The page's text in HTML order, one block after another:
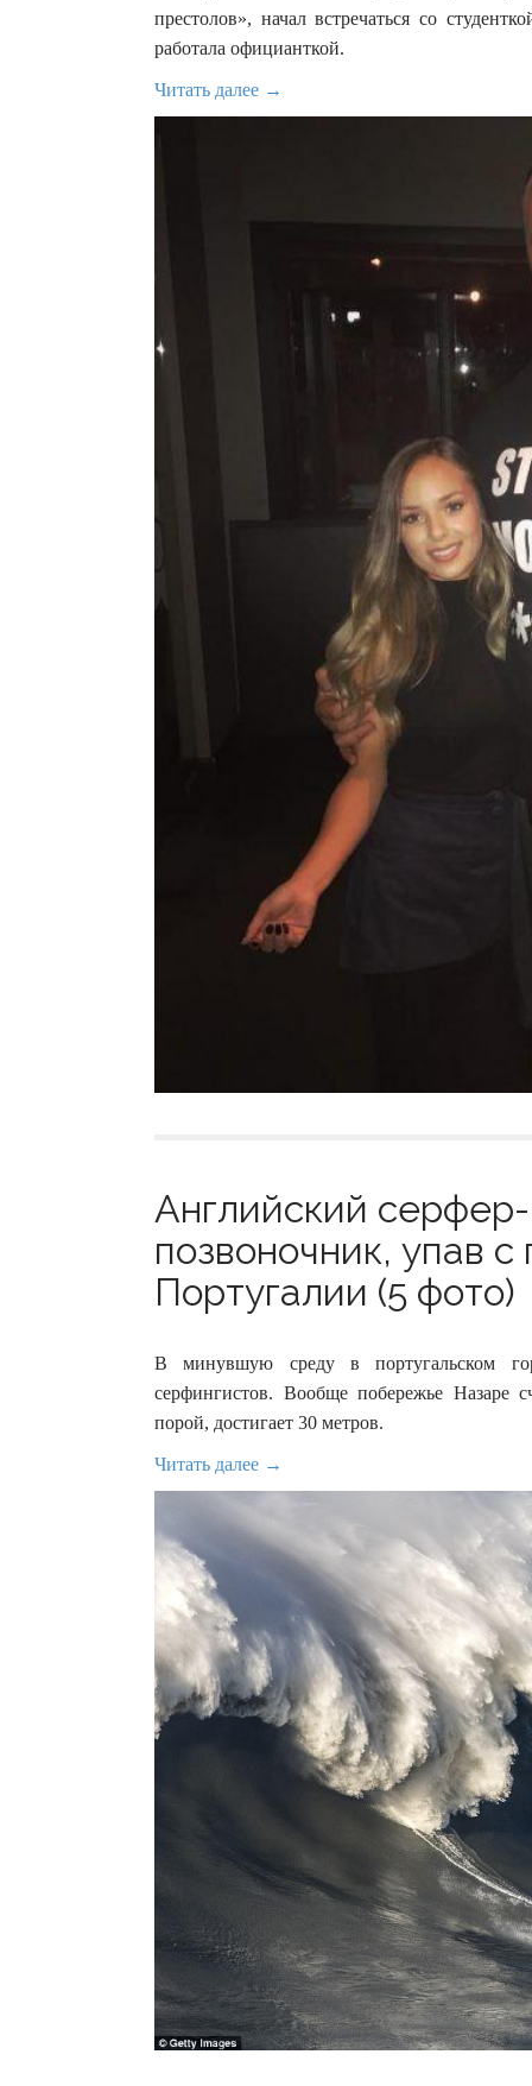
престолов», начал встречаться со
работала официанткой.
Читать далее →
Английский
позвоночник, упав с
Португалии (5 фото)
В минувшую среду в португальском
серфингистов. Вообще побережье Назаре
порой, достигает 30 метров.
Читать далее →